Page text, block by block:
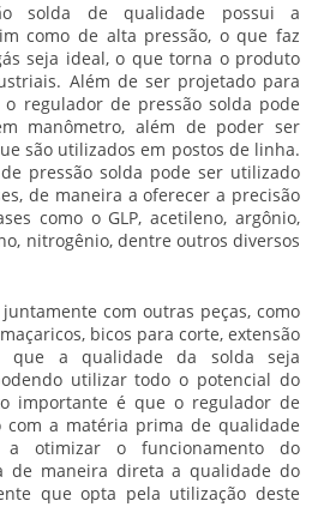
solda de qualidade possui a
como de alta pressão, o que faz
seja ideal, o que torna o produto
Além de ser projetado para
o regulador de pressão solda pode
manômetro, além de poder ser
são utilizados em postos de linha.
pressão solda pode ser utilizado
de maneira a oferecer a precisão
como o GLP, acetileno, argônio,
nitrogênio, dentre outros diversos
com outras peças, como
bicos para corte, extensão
que a qualidade da solda seja
utilizar todo o potencial do
importante é que o regulador de
com a matéria prima de qualidade
a otimizar o funcionamento do
de maneira direta a qualidade do
que opta pela utilização deste